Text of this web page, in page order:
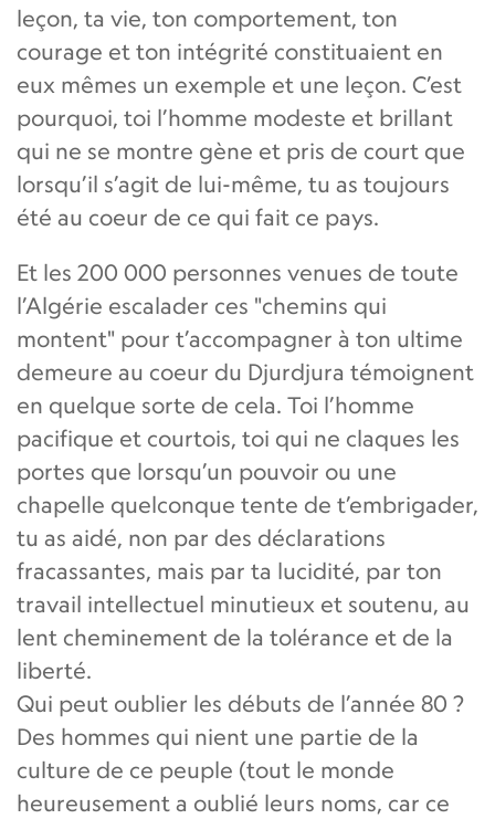
leçon, ta vie, ton comportement, ton
courage et ton intégrité constituaient en
eux mêmes un exemple et une leçon. C’est
pourquoi, toi l’homme modeste et brillant
qui ne se montre gène et pris de court que
lorsqu’il s’agit de lui-même, tu as toujours
été au coeur de ce qui fait ce pays.
Et les 200 000 personnes venues de toute
l’Algérie escalader ces "chemins qui
montent" pour t’accompagner à ton ultime
demeure au coeur du Djurdjura témoignent
en quelque sorte de cela. Toi l’homme
pacifique et courtois, toi qui ne claques les
portes que lorsqu’un pouvoir ou une
chapelle quelconque tente de t’embrigader,
tu as aidé, non par des déclarations
fracassantes, mais par ta lucidité, par ton
travail intellectuel minutieux et soutenu, au
lent cheminement de la tolérance et de la
liberté.
Qui peut oublier les débuts de l’année 80 ?
Des hommes qui nient une partie de la
culture de ce peuple (tout le monde
heureusement a oublié leurs noms, car ce